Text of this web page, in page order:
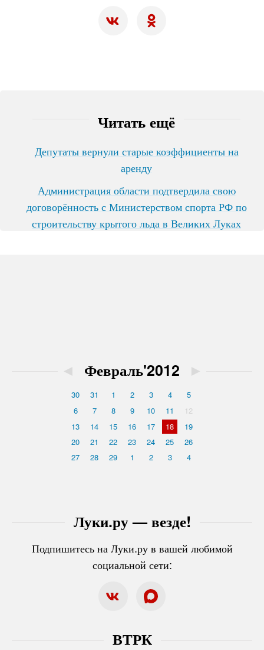
Читать ещё
Депутаты вернули старые коэффициенты на
аренду
Администрация области подтвердила свою
договорённость с Министерством спорта РФ по
строительству крытого льда в Великих Луках
Луки.ру — везде!
Подпишитесь на Луки.ру в вашей любимой
социальной сети:
◄ Февраль'2012 ►
30 31 1 2 3 4
5
6
7 8 9 10 11
12
13
14 15 16 17 18
19
20
21 22 23 24 25
26
27
28 29 1 2 3 4
ВТРК